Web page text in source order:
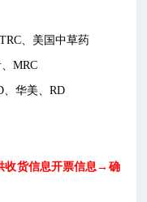
、美国中草药
MRC
华美、RD
收货信息开票信息→确